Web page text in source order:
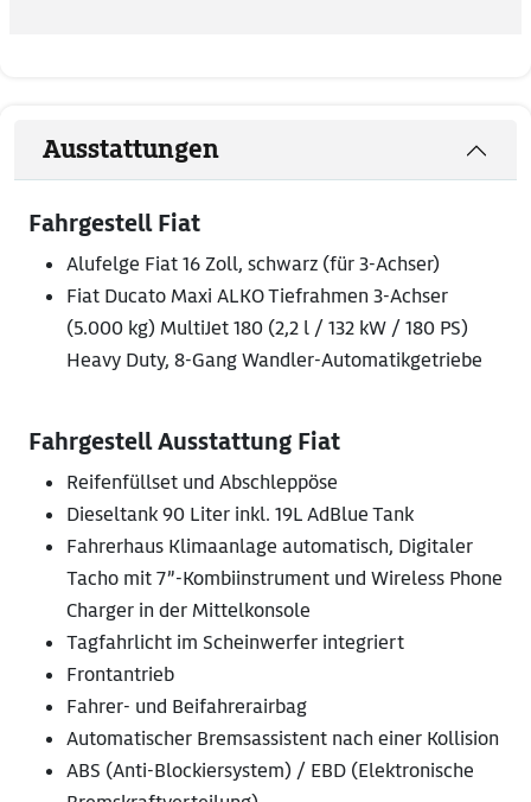
Ausstattungen
Fahrgestell Fiat
Alufelge Fiat 16 Zoll, schwarz (für 3-Achser)
Fiat Ducato Maxi ALKO Tiefrahmen 3-Achser
(5.000 kg) MultiJet 180 (2,2 l / 132 kW / 180 PS)
Heavy Duty, 8-Gang Wandler-Automatikgetriebe
Fahrgestell Ausstattung Fiat
Reifenfüllset und Abschleppöse
Dieseltank 90 Liter inkl. 19L AdBlue Tank
Fahrerhaus Klimaanlage automatisch, Digitaler
Tacho mit 7”-Kombiinstrument und Wireless Phone
Charger in der Mittelkonsole
Tagfahrlicht im Scheinwerfer integriert
Frontantrieb
Fahrer- und Beifahrerairbag
Automatischer Bremsassistent nach einer Kollision
ABS (Anti-Blockiersystem) / EBD (Elektronische